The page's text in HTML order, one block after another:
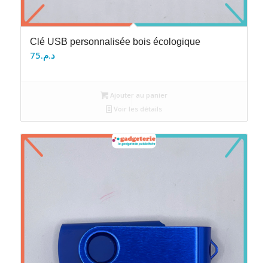
Clé USB personnalisée bois écologique
د.م.75
Ajouter au panier
Voir les détails